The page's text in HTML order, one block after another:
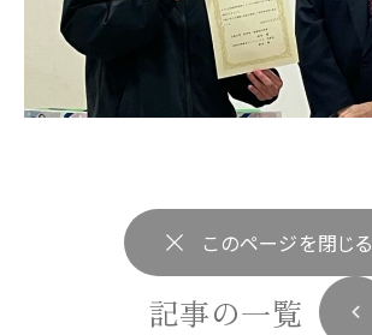
このページを閉じる
記事の一覧